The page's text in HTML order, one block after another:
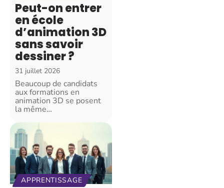
Peut-on entrer
en école
d’animation 3D
sans savoir
dessiner ?
31 juillet 2026
Beaucoup de candidats
aux formations en
animation 3D se posent
la même…
APPRENTISSAGE